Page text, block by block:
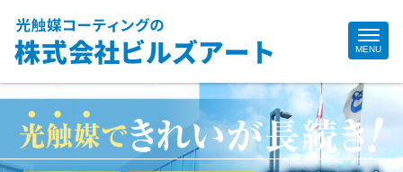
MENU
Site
Footer